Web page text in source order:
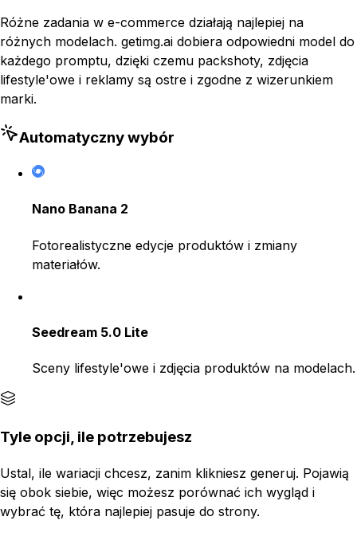
Różne zadania w e-commerce działają najlepiej na
różnych modelach. getimg.ai dobiera odpowiedni model do
każdego promptu, dzięki czemu packshoty, zdjęcia
lifestyle'owe i reklamy są ostre i zgodne z wizerunkiem
marki.
Automatyczny wybór
Nano Banana 2
Fotorealistyczne edycje produktów i zmiany
materiałów.
Seedream 5.0 Lite
Sceny lifestyle'owe i zdjęcia produktów na modelach.
Tyle opcji, ile potrzebujesz
Ustal, ile wariacji chcesz, zanim klikniesz generuj. Pojawią
się obok siebie, więc możesz porównać ich wygląd i
wybrać tę, która najlepiej pasuje do strony.